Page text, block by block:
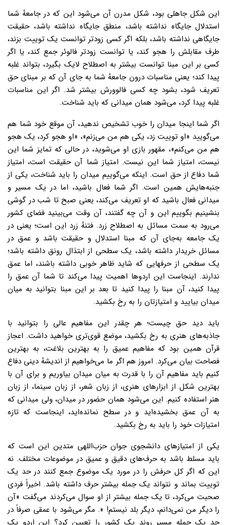
این شکل جاهلی بود، شکل مدرن آن می‌شود این که در جامعهٔ شما
استدلال جایگاه نداشته باشد، منطق جایگاه نداشته باشد، حقیقت
جایگاهی نداشته باشد، بلکه اگر کسی زودتر توانست یک توییت بزند،
طرف مقابلش را هجو کند، یا توانست زودتر فالوئر جمع کند، یا اگر
کسی بر این مبنا توانست بیشتر به اصطلاح لایک بگیرد، بتواند غلبه
پیدا کند؛ یعنی مناسبات درون جامعهٔ شما به جای آن که بر مبنای حق
تعریف شود، بشود چه کسی فالوورش بیشتر شد. اگر این مناسبات
غلبه پیدا کرد، می‌شود همان میدانی که باید شناخت.
اگر شما اینجا میدان را خوب تشخیص ندهید، آن موقع خود شما هم
می‌گویید «او توییت زد، یکی هم من می‌زنم»، «او هجو کرد، یک هجو
هم من می‌کنم»، مقهور بازی او می‌شوید، در حالی که تمایز شما این
نیست، امتیاز شما این نیست. امتیاز شما آن حقیقت است، امتیاز
شما دفاع از حق است. اینکه می‌گوییم میدان را باید شناخت، یکی از
جنبه‌هایش همین است. اگر شما فعال باشید، اما در یک مسیر و
میدانی فعال باشید که او تعریف می‌کند، یعنی صبح تا شب در گوشی
بنشینیم بگوییم این و آن چه گفتند، آن وقت می‌بینید فضای کشور
می‌رود به سمت مسائل به اصطلاح زرد. فتنهٔ زرد این است؛ یعنی در
یک جامعه به‌جای آن که مبنا استدلال و حقیقت باشد و عمق در
مسائل خریدار داشته باشد، یک سطحی از ابتذال رونق داشته باشد؛
یک سطحی از حرفهایی که شاید ظاهر خوبی داشته باشند، اما عمق
ندارند. اینجاست این اردوها اهمیت پیدا می‌کند تا شما آن عمق را
پیدا کنید، آن مبنا را پیدا کنید تا بعد بر این مبنا بتوانید به میان
میدان بیایید و امتیازتان را به رخ بکشید.
باید دید حق چیست؛ هر چقدر این مفاهیم عالی را بتوانید با
جاذبه‌های هنری به رخ بکشید، موضع قوی‌تری خواهید داشت. اعجاز
قرآن همین بود که مفاهیم عمیق را به بهترین بلاغت، به بهترین
فصاحت بیان می‌کرد. امروز هم اگر ما می‌خواهیم از اندیشهٔ دینی دفاع
کنیم باید مفاهیم آن را با قدرت به میان میدان بیاوریم و برای آن با
بهترین شکل از ابزارهای هنری، از زبان شعر، از زبان سینما، از زبان
هنر استفاده کنیم. این می‌شود همان حضور در میدان، ولی میدانی که
به آن عمق بخشیده‌اید و در سطح نمانده‌اید، اینجاست که تازه
امتیازات خود را باید به رخ بکشید.
یکی از امتیازهای دانشجوی جوان حزب‌اللهی متدین این است که
باید مسلط باشد به حرف‌های دقیق و عمیق در موضوعات مختلف. نه
این که اگر کل حرفش را در مورد یک موضوع جمع کنند در حد یک
توییت بماند و نتواند یک جمله بیشتر حرف داشته باشد. اخیراً فردی
صحبت می‌کرد، تا یک جمله بیشتر از او سوال می‌کردند می‌گفت «آن
را دیگر من نمی‌دانم، دیگر بلد نیستم! ». مگر می‌شود با عمقی صرفاً در
حد یک جمله مسیر روند یک کشور را تعیین کرد؟ این اردو یک